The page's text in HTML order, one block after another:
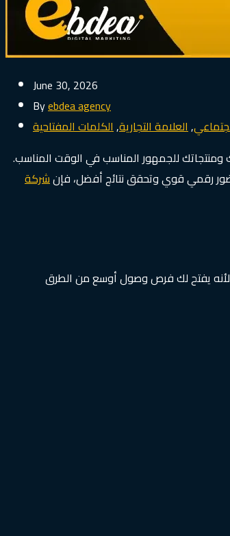
June 30, 2026
Byebdea agency
,العلامة التجارية,الكلمات المفتاحية
للجمهور المناسب في الوقت المناسب.
رقمي قوي وتحقق نتائج أفضل، فإنشركة
لأنه يفتح لك فرص وصول أوسع من الطرق